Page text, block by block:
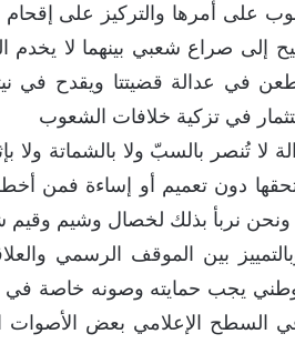
على أمرها والتركيز على إقحام
إلى صراع شعبي بينهما لا يخدم
عدالة قضيتتا ويقدح في
في تزكية خلافات الشعوب
بالسبّ ولا بالشماتة ولا
دون تعميم أو إساءة فمن
ونحن نربأ بذلك لخصال وشيم وقيم
بين الموقف الرسمي
يجب حمايته وصونه خاصة في
السطح الإعلامي بعض الأصوات